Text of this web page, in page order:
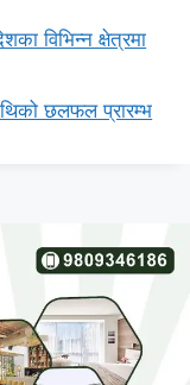
विभिन्न क्षेत्रमा
छलफल प्रारम्भ